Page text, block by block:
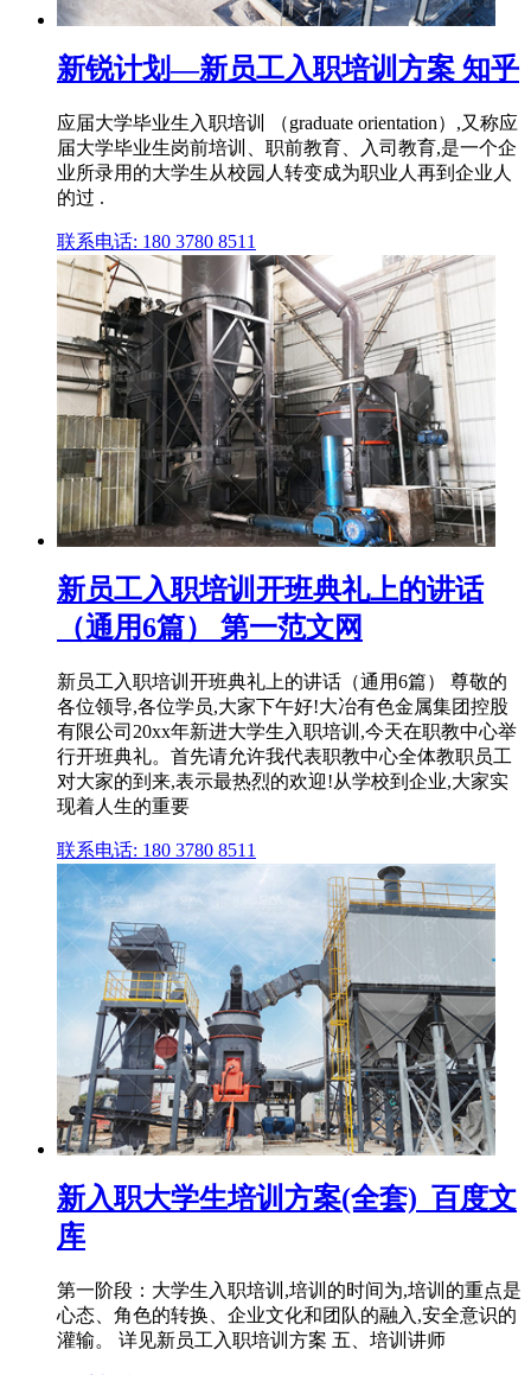
新锐计划—新员工入职培训方案 知乎
应届大学毕业生入职培训 （graduate orientation）,又称应
届大学毕业生岗前培训、职前教育、入司教育,是一个企
业所录用的大学生从校园人转变成为职业人再到企业人
的过 .
联系电话: 180 3780 8511
新员工入职培训开班典礼上的讲话
（通用6篇） 第一范文网
新员工入职培训开班典礼上的讲话（通用6篇） 尊敬的
各位领导,各位学员,大家下午好!大冶有色金属集团控股
有限公司20xx年新进大学生入职培训,今天在职教中心举
行开班典礼。首先请允许我代表职教中心全体教职员工
对大家的到来,表示最热烈的欢迎!从学校到企业,大家实
现着人生的重要
联系电话: 180 3780 8511
新入职大学生培训方案(全套)_百度文
库
第一阶段：大学生入职培训,培训的时间为,培训的重点是
心态、角色的转换、企业文化和团队的融入,安全意识的
灌输。 详见新员工入职培训方案 五、培训讲师